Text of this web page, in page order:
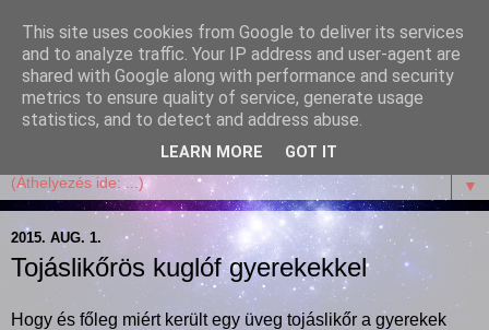
Garffyka
Szösszenetek a konyhámból, az életemből. Mosollyal,
receptekkel, vidámsággal, marcipánnal, csokival.
▼
2015. AUG. 1.
Tojáslikőrös kuglóf gyerekekkel
Hogy és főleg miért került egy üveg tojáslikőr a gyerekek
This site uses cookies from Google to deliver its services
and to analyze traffic. Your IP address and user-agent are
shared with Google along with performance and security
metrics to ensure quality of service, generate usage
statistics, and to detect and address abuse.
LEARN MORE GOT IT